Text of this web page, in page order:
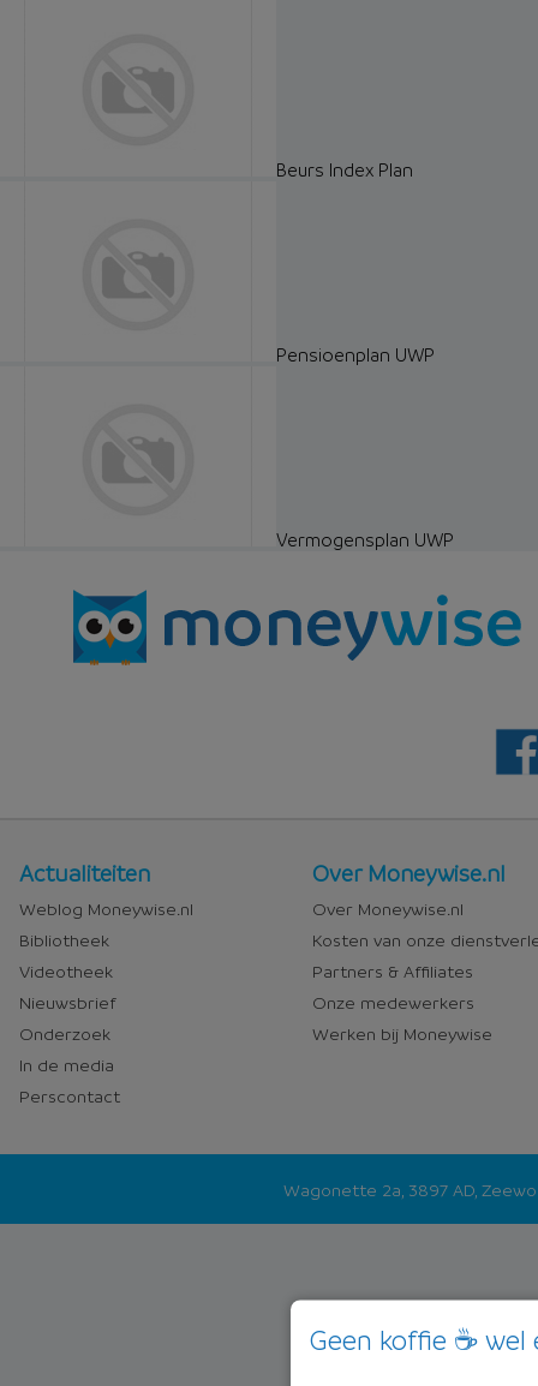
Beurs Index Plan
Pensioenplan UWP
Vermogensplan UWP
Nieuws
en
media
Actualiteiten
Weblog Moneywise.nl
Bibliotheek
Videotheek
Nieuwsbrief
Onderzoek
In de media
Perscontact
Over
Moneywise
Over Moneywise.nl
Over Moneywise.nl
Kosten van onze
Partners & Affiliates
Onze medewerkers
Werken bij Moneywise
Wagonette 2a, 3897 AD,
Geen koffie ☕